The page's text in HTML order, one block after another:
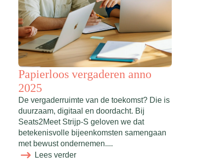
Papierloos vergaderen anno
2025
De vergaderruimte van de toekomst? Die is
duurzaam, digitaal en doordacht. Bij
Seats2Meet Strijp-S geloven we dat
betekenisvolle bijeenkomsten samengaan
met bewust ondernemen....
Lees verder